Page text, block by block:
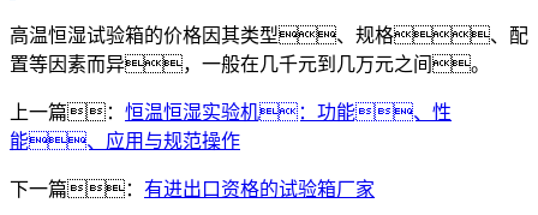
高温恒湿试验箱的价格因其类型、规格、配
置等因素而异，一般在几千元到几万元之间。
上一篇： 恒温恒湿实验机：功能、性
能、应用与规范操作
下一篇： 有进出口资格的试验箱厂家